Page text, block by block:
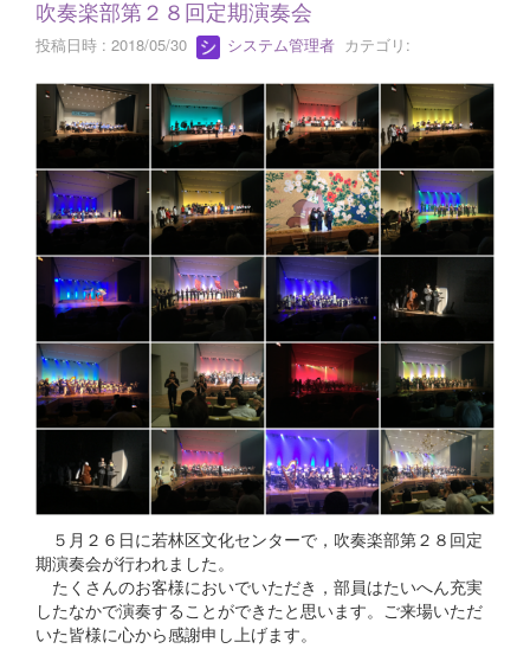
吹奏楽部第２８回定期演奏会
投稿日時 : 2018/05/30 システム管理者 カテゴリ:
５月２６日に若林区文化センターで，吹奏楽部第２８回定
期演奏会が行われました。
たくさんのお客様においでいただき，部員はたいへん充実
したなかで演奏することができたと思います。ご来場いただ
いた皆様に心から感謝申し上げます。